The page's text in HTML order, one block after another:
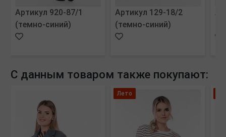
Артикул 920-87/1
(темно-синий)
Артикул 129-18/2
(темно-синий)
С данным товаром также покупают:
Лето